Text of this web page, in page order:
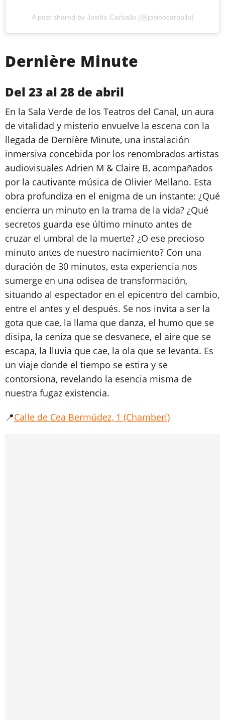
A post shared by Josiño Carballo (@josinocarballo)
Dernière Minute
Del 23 al 28 de abril
En la Sala Verde de los Teatros del Canal, un aura
de vitalidad y misterio envuelve la escena con la
llegada de Dernière Minute, una instalación
inmersiva concebida por los renombrados artistas
audiovisuales Adrien M & Claire B, acompañados
por la cautivante música de Olivier Mellano. Esta
obra profundiza en el enigma de un instante: ¿Qué
encierra un minuto en la trama de la vida? ¿Qué
secretos guarda ese último minuto antes de
cruzar el umbral de la muerte? ¿O ese precioso
minuto antes de nuestro nacimiento? Con una
duración de 30 minutos, esta experiencia nos
sumerge en una odisea de transformación,
situando al espectador en el epicentro del cambio,
entre el antes y el después. Se nos invita a ser la
gota que cae, la llama que danza, el humo que se
disipa, la ceniza que se desvanece, el aire que se
escapa, la lluvia que cae, la ola que se levanta. Es
un viaje donde el tiempo se estira y se
contorsiona, revelando la esencia misma de
nuestra fugaz existencia.
📍Calle de Cea Bermúdez, 1 (Chamberí)